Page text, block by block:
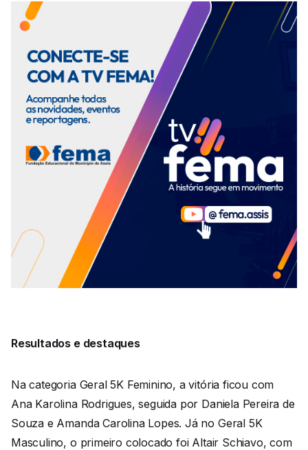
Resultados e destaques
Na categoria Geral 5K Feminino, a vitória ficou com
Ana Karolina Rodrigues, seguida por Daniela Pereira de
Souza e Amanda Carolina Lopes. Já no Geral 5K
Masculino, o primeiro colocado foi Altair Schiavo, com